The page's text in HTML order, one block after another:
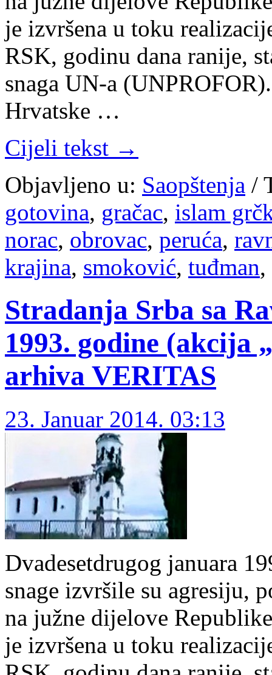
je izvršena u toku
RSK, godinu dana ranije,
snaga UN-a
Hrvatske …
Cijeli tekst →
Objavljeno u: Saopštenja /
gotovina, gračac, islam
norac, obrovac, peruća,
krajina, smoković, tuđman,
Stradanja Srba sa
1993. godine (akcija
arhiva VERITAS
23. Januar 2014. 03:13
Dvadesetdrugog januara
snage izvršile su agresiju,
na južne dijelove
je izvršena u toku